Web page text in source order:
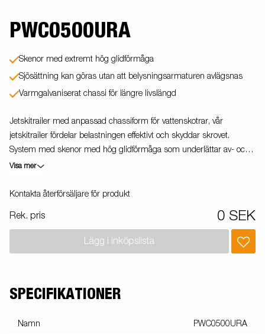
PWC0500URA
Skenor med extremt hög glidförmåga
Sjösättning kan göras utan att belysningsarmaturen avlägsnas
Varmgalvaniserat chassi för längre livslängd
Jetskitrailer med anpassad chassiform för vattenskotrar, vår
jetskitrailer fördelar belastningen effektivt och skyddar skrovet.
System med skenor med hög glidförmåga som underlättar av- och
pålastning av din vattenskoter. Vagnen på bilden kan vara
Visa mer
Kontakta återförsäljare för produkt
Rek. pris 0 SEK
Lägg i inköpslista
SPECIFIKATIONER
Namn PWC0500URA